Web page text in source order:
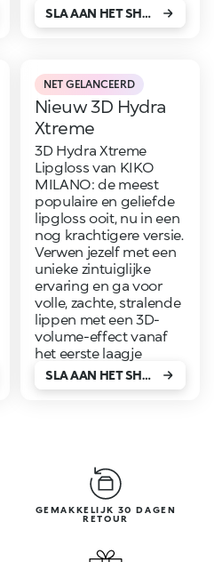
SLA AAN HET SHOPPEN!
NET GELANCEERD
Nieuw 3D Hydra
Xtreme
3D Hydra Xtreme
Lipgloss van KIKO
MILANO: de meest
populaire en geliefde
lipgloss ooit, nu in een
nog krachtigere versie.
Verwen jezelf met een
unieke zintuiglijke
ervaring en ga voor
volle, zachte, stralende
lippen met een 3D-
volume-effect vanaf
het eerste laagje
SLA AAN HET SHOPPEN!
GEMAKKELIJK 30 DAGEN
RETOUR